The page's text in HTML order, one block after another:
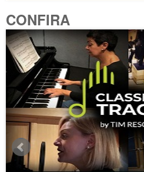
CONFIRA